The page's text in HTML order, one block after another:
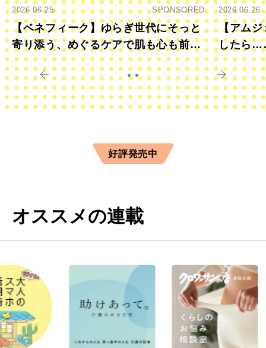
2026.06.25 SPONSORED
【ベネフィーク】ゆらぎ世代にそっと
寄り添う、めぐるケアで肌も心も前向
きに
2026.06.26
【アムジ
したら
すか？
好評発売中
オススメの連載